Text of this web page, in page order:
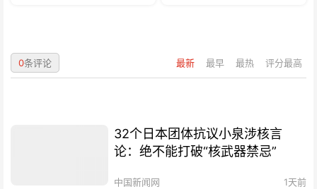
最新 最早 最热 评分最高
0条评论
32个日本团体抗议小泉涉核言
论：绝不能打破“核武器禁忌”
中国新闻网 1天前